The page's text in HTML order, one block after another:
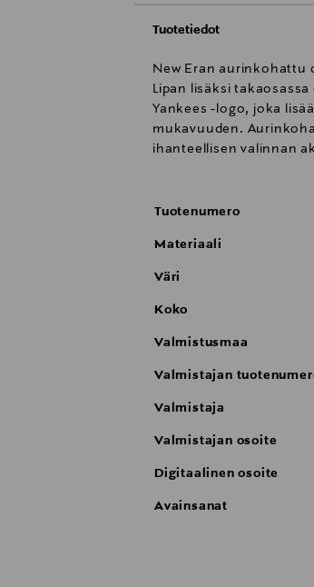
Tuotetiedot
New Eran aurinkohattu
Lipan lisäksi
Yankees -logo, joka
mukavuuden.
ihanteellisen valinnan
Tuotenumero
Materiaali
Väri
Koko
Valmistusmaa
Valmistajan
Valmistaja
Valmistajan osoite
Digitaalinen osoite
Avainsanat